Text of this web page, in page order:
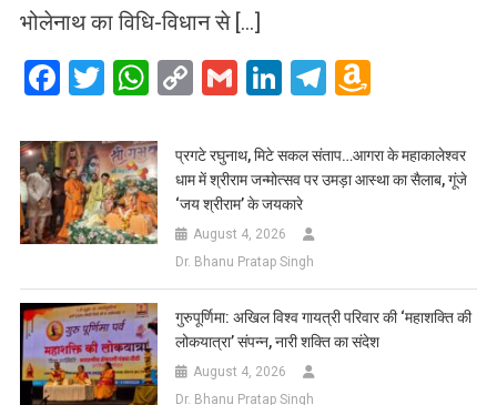
भोलेनाथ का विधि-विधान से […]
Facebook
Twitter
WhatsApp
CopyGmailLinkedIn
Telegram
List
प्रगटे रघुनाथ, मिटे सकल संताप…आगरा के महाकालेश्वर
धाम में श्रीराम जन्मोत्सव पर उमड़ा आस्था का सैलाब, गूंजे
‘जय श्रीराम’ के जयकारे
August 4, 2026
Dr. Bhanu Pratap Singh
गुरुपूर्णिमा: अखिल विश्व गायत्री परिवार की ‘महाशक्ति की
लोकयात्रा’ संपन्न, नारी शक्ति का संदेश
August 4, 2026
Dr. Bhanu Pratap Singh